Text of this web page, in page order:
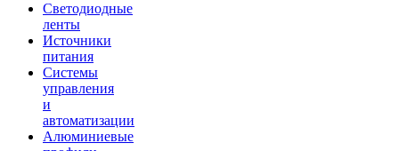
Светодиодные
ленты
Источники
питания
Системы
управления
и
автоматизации
Алюминиевые